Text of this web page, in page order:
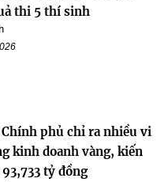
thi 5 thí sinh
phủ chỉ ra nhiều vi
kinh doanh vàng, kiến
tỷ đồng